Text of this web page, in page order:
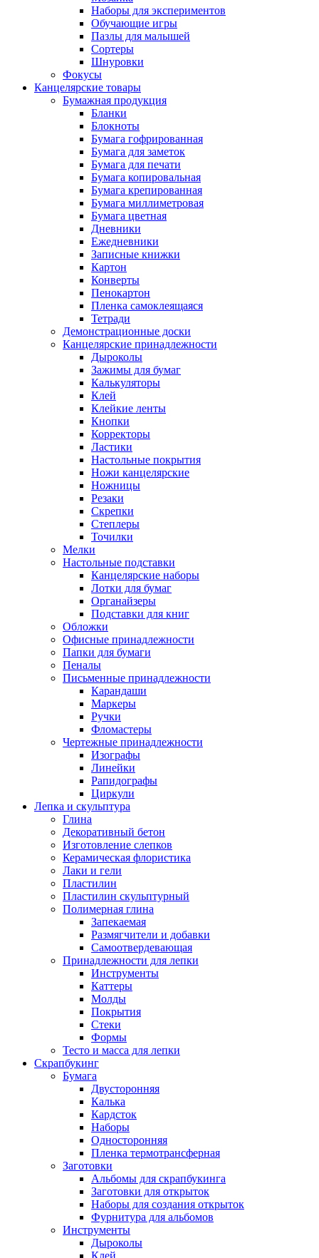
Наборы для экспериментов
Обучающие игры
Пазлы для малышей
Сортеры
Шнуровки
Фокусы
Канцелярские товары
Бумажная продукция
Бланки
Блокноты
Бумага гофрированная
Бумага для заметок
Бумага для печати
Бумага копировальная
Бумага крепированная
Бумага миллиметровая
Бумага цветная
Дневники
Ежедневники
Записные книжки
Картон
Конверты
Пенокартон
Пленка самоклеящаяся
Тетради
Демонстрационные доски
Канцелярские принадлежности
Дыроколы
Зажимы для бумаг
Калькуляторы
Клей
Клейкие ленты
Кнопки
Корректоры
Ластики
Настольные покрытия
Ножи канцелярские
Ножницы
Резаки
Скрепки
Степлеры
Точилки
Мелки
Настольные подставки
Канцелярские наборы
Лотки для бумаг
Органайзеры
Подставки для книг
Обложки
Офисные принадлежности
Папки для бумаги
Пеналы
Письменные принадлежности
Карандаши
Маркеры
Ручки
Фломастеры
Чертежные принадлежности
Изографы
Линейки
Рапидографы
Циркули
Лепка и скульптура
Глина
Декоративный бетон
Изготовление слепков
Керамическая флористика
Лаки и гели
Пластилин
Пластилин скульптурный
Полимерная глина
Запекаемая
Размягчители и добавки
Самоотвердевающая
Принадлежности для лепки
Инструменты
Каттеры
Молды
Покрытия
Стеки
Формы
Тесто и масса для лепки
Скрапбукинг
Бумага
Двусторонняя
Калька
Кардсток
Наборы
Односторонняя
Пленка термотрансферная
Заготовки
Альбомы для скрапбукинга
Заготовки для открыток
Наборы для создания открыток
Фурнитура для альбомов
Инструменты
Дыроколы
Клей